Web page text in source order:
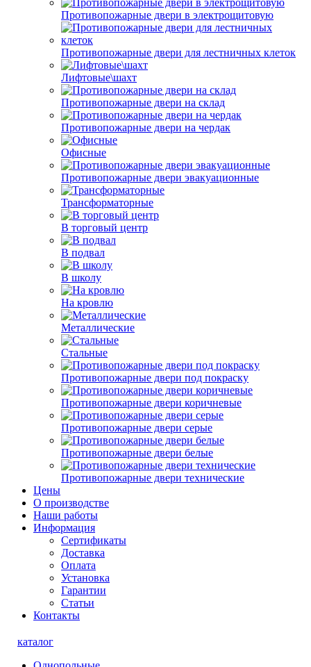
Противопожарные двери в электрощитовую
Противопожарные двери для лестничных клеток
Лифтовые\шахт
Противопожарные двери на склад
Противопожарные двери на чердак
Офисные
Противопожарные двери эвакуационные
Трансформаторные
В торговый центр
В подвал
В школу
На кровлю
Металлические
Стальные
Противопожарные двери под покраску
Противопожарные двери коричневые
Противопожарные двери серые
Противопожарные двери белые
Противопожарные двери технические
Цены
О производстве
Наши работы
Информация
Сертификаты
Доставка
Оплата
Установка
Гарантии
Статьи
Контакты
каталог